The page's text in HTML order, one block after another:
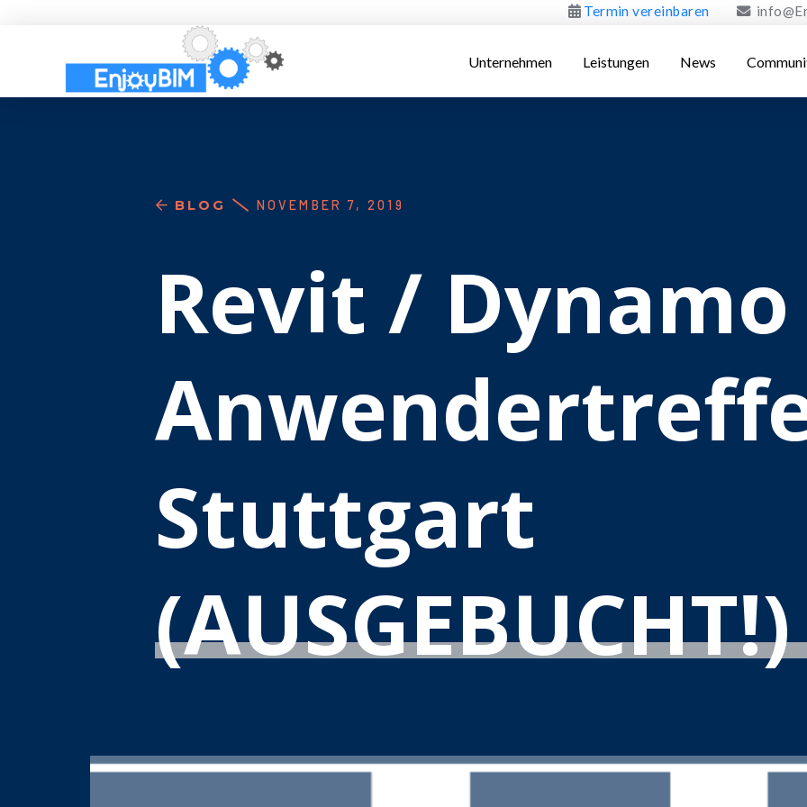
Termin vereinbaren
Unternehmen Leistungen News
BLOG NOVEMBER 7, 2019
Revit / Dynamo
Stuttgart
(AUSGEBUCHT!)